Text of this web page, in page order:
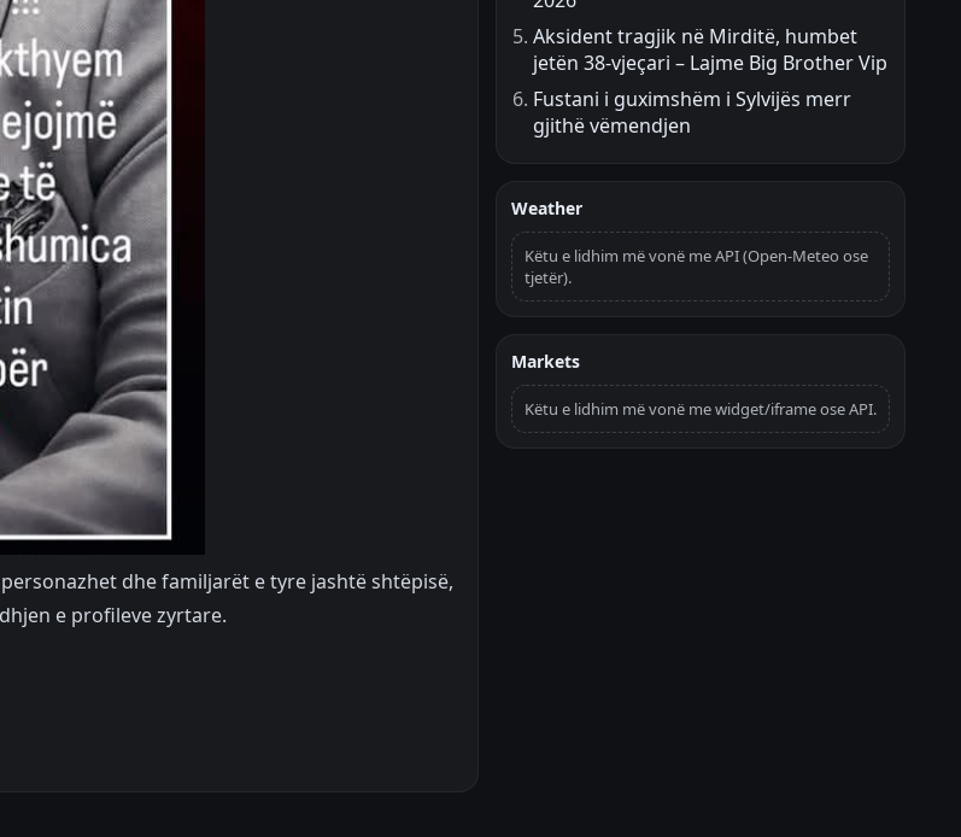
dhe familjarët e tyre jashtë shtëpisë,
e profileve zyrtare.
Aksident tragjik në Mirditë, humbet
jetën 38-vjeçari – Lajme Big Brother Vip
Fustani i guximshëm i Sylvijës merr
gjithë vëmendjen
Weather
Këtu e lidhim më vonë me API (Open-Meteo ose
tjetër).
Markets
Këtu e lidhim më vonë me widget/iframe ose API.